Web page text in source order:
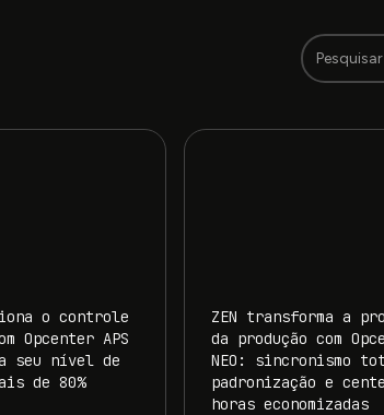
o controle
Opcenter APS
seu nível de
de 80%
ZEN transforma a
da produção com
NEO: sincronismo
padronização e
horas economizadas